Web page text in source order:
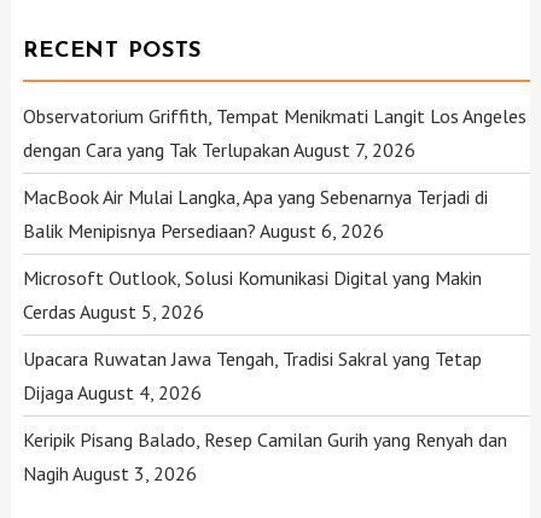
RECENT POSTS
Observatorium Griffith, Tempat Menikmati Langit Los Angeles
dengan Cara yang Tak Terlupakan August 7, 2026
MacBook Air Mulai Langka, Apa yang Sebenarnya Terjadi di
Balik Menipisnya Persediaan? August 6, 2026
Microsoft Outlook, Solusi Komunikasi Digital yang Makin
Cerdas August 5, 2026
Upacara Ruwatan Jawa Tengah, Tradisi Sakral yang Tetap
Dijaga August 4, 2026
Keripik Pisang Balado, Resep Camilan Gurih yang Renyah dan
Nagih August 3, 2026